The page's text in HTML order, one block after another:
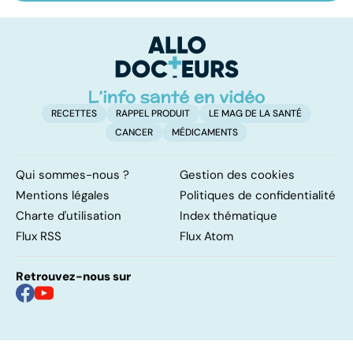
les infections
amygdales : que
d'angine ?
RECETTES RAPPEL PRODUIT
LE MAG DE LA SANTÉ
CANCER
MÉDICAMENTS
Qui sommes-nous ?
Gestion des cookies
Mentions légales
Politiques de confidentialité
Charte d'utilisation
Index thématique
Flux RSS
Flux Atom
Retrouvez-nous sur